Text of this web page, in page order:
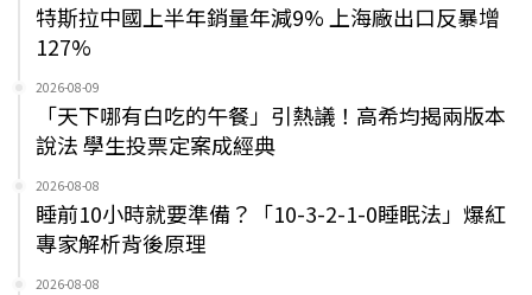
特斯拉中國上半年銷量年減9% 上海廠出口反暴增
127%
2026-08-09
「天下哪有白吃的午餐」引熱議！高希均揭兩版本
說法 學生投票定案成經典
2026-08-08
睡前10小時就要準備？「10-3-2-1-0睡眠法」爆紅
專家解析背後原理
2026-08-08